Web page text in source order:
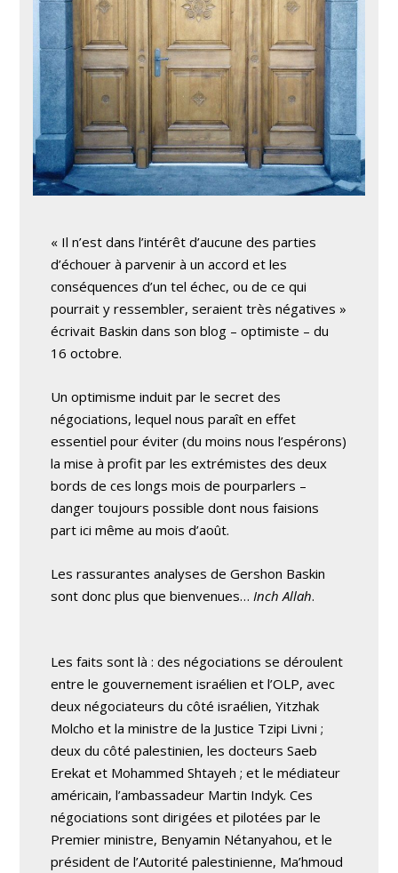
« Il n’est dans l’intérêt d’aucune des parties
d’échouer à parvenir à un accord et les
conséquences d’un tel échec, ou de ce qui
pourrait y ressembler, seraient très négatives »
écrivait Baskin dans son blog – optimiste – du
16 octobre.
Un optimisme induit par le secret des
négociations, lequel nous paraît en effet
essentiel pour éviter (du moins nous l’espérons)
la mise à profit par les extrémistes des deux
bords de ces longs mois de pourparlers –
danger toujours possible dont nous faisions
part ici même au mois d’août.
Les rassurantes analyses de Gershon Baskin
sont donc plus que bienvenues… Inch Allah.
Les faits sont là : des négociations se déroulent
entre le gouvernement israélien et l’OLP, avec
deux négociateurs du côté israélien, Yitzhak
Molcho et la ministre de la Justice Tzipi Livni ;
deux du côté palestinien, les docteurs Saeb
Erekat et Mohammed Shtayeh ; et le médiateur
américain, l’ambassadeur Martin Indyk. Ces
négociations sont dirigées et pilotées par le
Premier ministre, Benyamin Nétanyahou, et le
président de l’Autorité palestinienne, Ma’hmoud